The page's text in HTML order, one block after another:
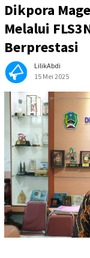
Dikpora
Melalui
Berprestasi
LilikAbdi
15 Mei 2025